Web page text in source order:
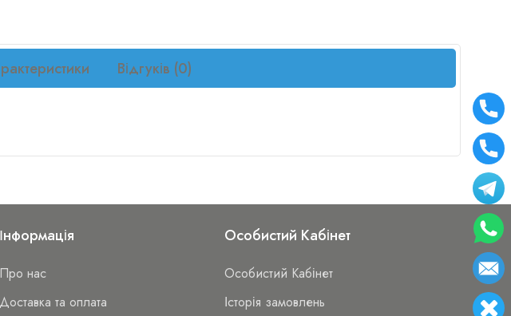
Відгуків (0)
Інформація
Про нас
Доставка та оплата
Особистий Кабінет
Особистий Кабінет
Історія замовлень